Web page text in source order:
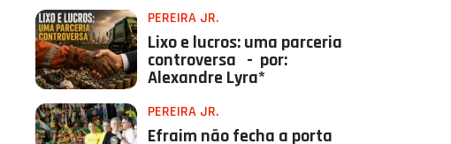
PEREIRA JR.
Lixo e lucros: uma parceria
controversa - por:
Alexandre Lyra*
PEREIRA JR.
Efraim não fecha a porta